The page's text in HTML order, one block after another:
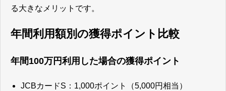
る大きなメリットです。
年間利用額別の獲得ポイント比較
年間100万円利用した場合の獲得ポイント
JCBカードS：1,000ポイント（5,000円相当）